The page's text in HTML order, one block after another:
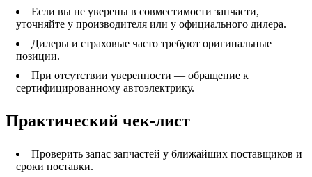
Если вы не уверены в совместимости запчасти,
уточняйте у производителя или у официального дилера.
Дилеры и страховые часто требуют оригинальные
позиции.
При отсутствии уверенности — обращение к
сертифицированному автоэлектрику.
Практический чек-лист
Проверить запас запчастей у ближайших поставщиков и
сроки поставки.